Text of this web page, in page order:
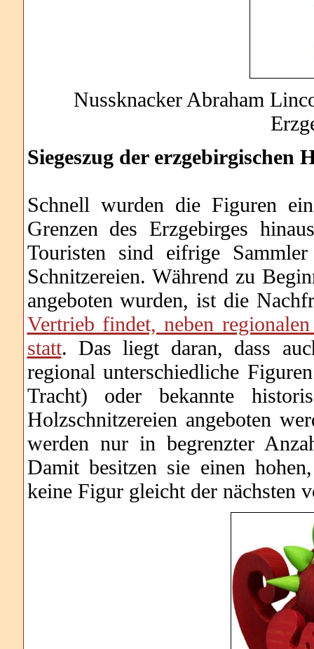
Nussknacker Abraham
Siegeszug der erzgebirgischen
Schnell wurden die Figuren
Grenzen des Erzgebirges
Touristen sind eifrige
Schnitzereien. Während zu
angeboten wurden, ist die
Vertrieb findet, neben
statt. Das liegt daran, dass
regional unterschiedliche
Tracht) oder bekannte
Holzschnitzereien angeboten
werden nur in begrenzter
Damit besitzen sie einen
keine Figur gleicht der nächsten